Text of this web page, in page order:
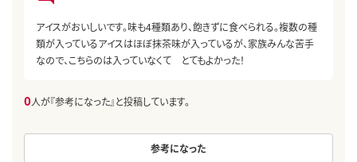
アイスがおいしいです。味も4種類あり、飽きずに食べられる。複数の種
類が入っているアイスはほぼ抹茶味が入っているが、家族みんな苦手
なので、こちらのは入っていなくて とてもよかった！
0人が『参考になった』と投稿しています。
参考になった